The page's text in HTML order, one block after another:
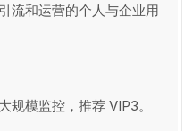
流和运营的个人与企业用
规模监控，推荐 VIP3。